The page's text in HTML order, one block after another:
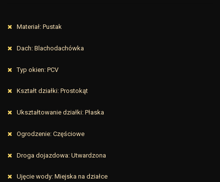
Materiał: Pustak
Dach: Blachodachówka
Typ okien: PCV
Kształt działki: Prostokąt
Ukształtowanie działki: Płaska
Ogrodzenie: Częściowe
Droga dojazdowa: Utwardzona
Ujęcie wody: Miejska na działce